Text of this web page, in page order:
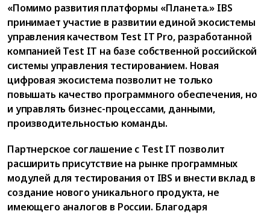
«Помимо развития платформы «Планета.» IBS
принимает участие в развитии единой экосистемы
управления качеством Test IT Pro, разработанной
компанией Test IT на базе собственной российской
системы управления тестированием. Новая
цифровая экосистема позволит не только
повышать качество программного обеспечения, но
и управлять бизнес-процессами, данными,
производительностью команды.
Партнерское соглашение с Test IT позволит
расширить присутствие на рынке программных
модулей для тестирования от IBS и внести вклад в
создание нового уникального продукта, не
имеющего аналогов в России. Благодаря